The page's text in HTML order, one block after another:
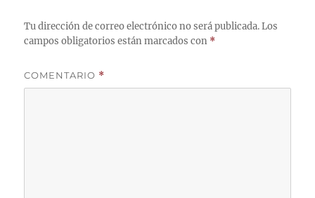
Tu dirección de correo electrónico no será publicada. Los
campos obligatorios están marcados con *
COMENTARIO *